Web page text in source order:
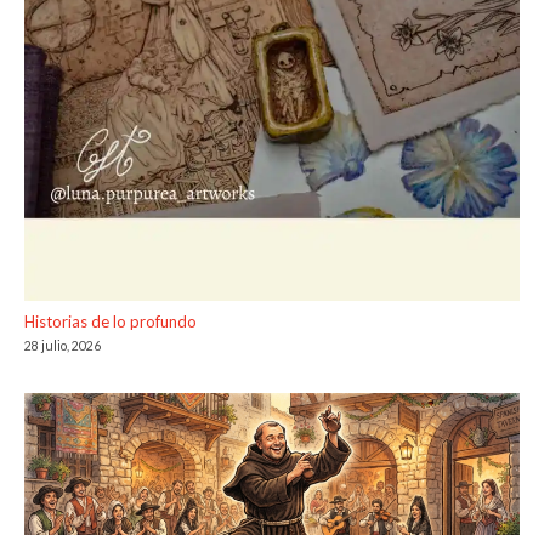
Historias de lo profundo
28 julio, 2026